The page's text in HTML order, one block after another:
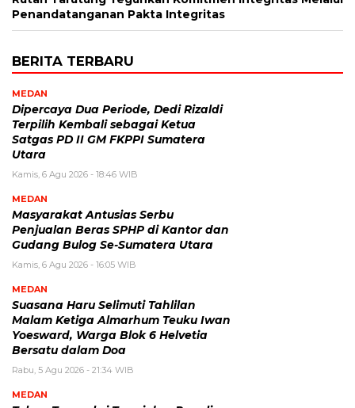
Penandatanganan Pakta Integritas
BERITA TERBARU
MEDAN
Dipercaya Dua Periode, Dedi Rizaldi
Terpilih Kembali sebagai Ketua
Satgas PD II GM FKPPI Sumatera
Utara
Kamis, 6 Agu 2026 - 18:46 WIB
MEDAN
Masyarakat Antusias Serbu
Penjualan Beras SPHP di Kantor dan
Gudang Bulog Se-Sumatera Utara
Kamis, 6 Agu 2026 - 16:05 WIB
MEDAN
Suasana Haru Selimuti Tahlilan
Malam Ketiga Almarhum Teuku Iwan
Yoesward, Warga Blok 6 Helvetia
Bersatu dalam Doa
Rabu, 5 Agu 2026 - 21:34 WIB
MEDAN